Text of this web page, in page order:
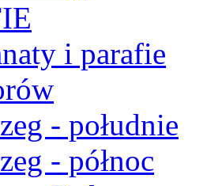
i parafie
- południe
- północ